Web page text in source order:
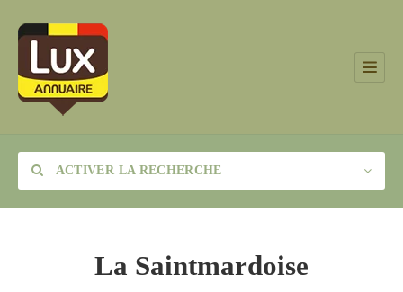
ACTIVER LA RECHERCHE
La Saintmardoise